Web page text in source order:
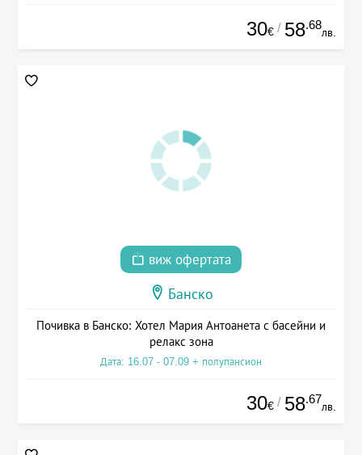
30€ / 58.68
лв.
виж офертата
Банско
Почивка в Банско: Хотел Мария Антоанета с басейни и
релакс зона
Дата: 16.07 - 07.09 + полупансион
30€ / 58.67
лв.